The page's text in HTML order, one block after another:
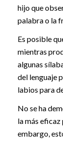
hijo que
palabra o la
Es posible
mientras
algunas
del lenguaje
labios para
No se ha
la más
embargo,